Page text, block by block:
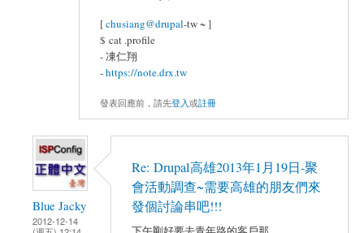
[chusiang@drupal-tw ~ ]
$ cat .profile
- 凍仁翔
-https://note.drx.tw
發表回應前，請先登入或註冊
Blue Jacky
2012-12-14
Re: Drupal高雄2013年1月19日-聚
會活動調查~需要高雄的朋友們來
發個討論串吧!!!